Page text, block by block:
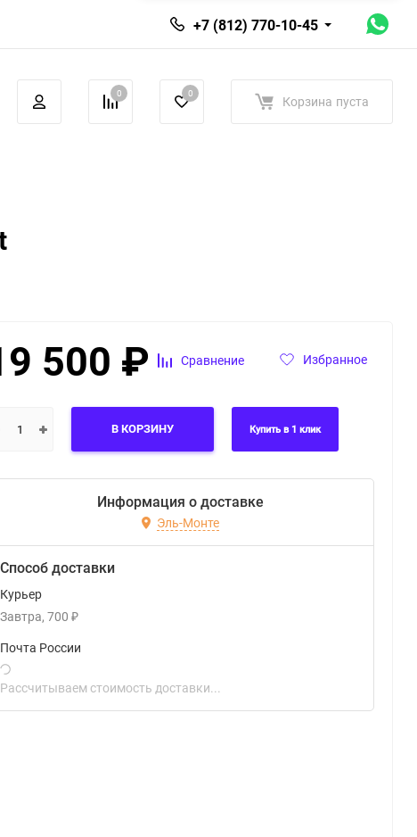
+7 (812) 770-10-45
0 0 Корзина пуста
500 ₽ Сравнение Избранное
В КОРЗИНУ Купить в 1 клик
Информация о доставке
Эль-Монте
Способ доставки
Курьер
Завтра 700 ₽
Почта России
Рассчитываем стоимость доставки...